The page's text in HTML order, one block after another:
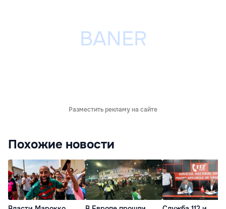
Разместить рекламу на сайте
Похожие новости